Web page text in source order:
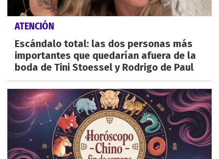
ATENCIÓN
Escándalo total: las dos personas más
importantes que quedarían afuera de la
boda de Tini Stoessel y Rodrigo de Paul